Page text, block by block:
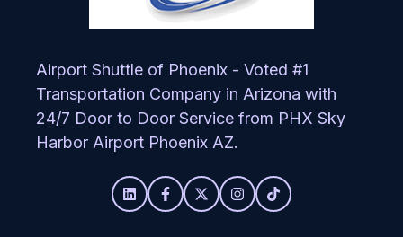
Airport Shuttle of Phoenix - Voted #1
Transportation Company in Arizona with
24/7 Door to Door Service from PHX Sky
Harbor Airport Phoenix AZ.